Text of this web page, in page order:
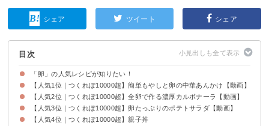
シェア ツイート シェア
目次
「卵」の人気レシピが知りたい！
【人気1位｜つくれぽ10000超】簡単もやしと卵の中華あんかけ【動画】
【人気2位｜つくれぽ10000超】全卵で作る濃厚カルボナーラ【動画】
【人気3位｜つくれぽ10000超】卵たっぷりのポテトサラダ【動画】
【人気4位｜つくれぽ10000超】親子丼